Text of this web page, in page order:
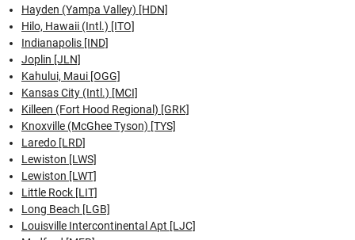
Hayden (Yampa Valley) [HDN]
Hilo, Hawaii (Intl.) [ITO]
Indianapolis [IND]
Joplin [JLN]
Kahului, Maui [OGG]
Kansas City (Intl.) [MCI]
Killeen (Fort Hood Regional) [GRK]
Knoxville (McGhee Tyson) [TYS]
Laredo [LRD]
Lewiston [LWS]
Lewiston [LWT]
Little Rock [LIT]
Long Beach [LGB]
Louisville Intercontinental Apt [LJC]